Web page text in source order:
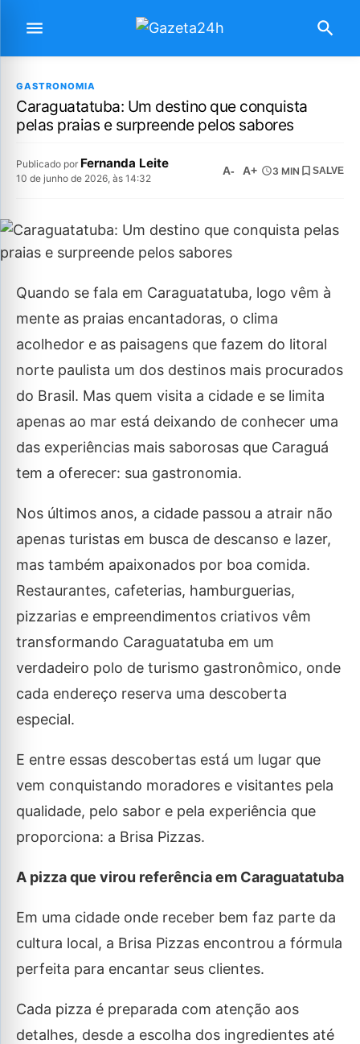
GASTRONOMIA
Caraguatatuba: Um destino que conquista
pelas praias e surpreende pelos sabores
Publicado por Fernanda Leite
10 de junho de 2026, às 14:32
A- A+ 3 MIN SALVE
Quando se fala em Caraguatatuba, logo vêm à
mente as praias encantadoras, o clima
acolhedor e as paisagens que fazem do litoral
norte paulista um dos destinos mais procurados
do Brasil. Mas quem visita a cidade e se limita
apenas ao mar está deixando de conhecer uma
das experiências mais saborosas que Caraguá
tem a oferecer: sua gastronomia.
Nos últimos anos, a cidade passou a atrair não
apenas turistas em busca de descanso e lazer,
mas também apaixonados por boa comida.
Restaurantes, cafeterias, hamburguerias,
pizzarias e empreendimentos criativos vêm
transformando Caraguatatuba em um
verdadeiro polo de turismo gastronômico, onde
cada endereço reserva uma descoberta
especial.
E entre essas descobertas está um lugar que
vem conquistando moradores e visitantes pela
qualidade, pelo sabor e pela experiência que
proporciona: a Brisa Pizzas.
A pizza que virou referência em Caraguatatuba
Em uma cidade onde receber bem faz parte da
cultura local, a Brisa Pizzas encontrou a fórmula
perfeita para encantar seus clientes.
Cada pizza é preparada com atenção aos
detalhes, desde a escolha dos ingredientes até